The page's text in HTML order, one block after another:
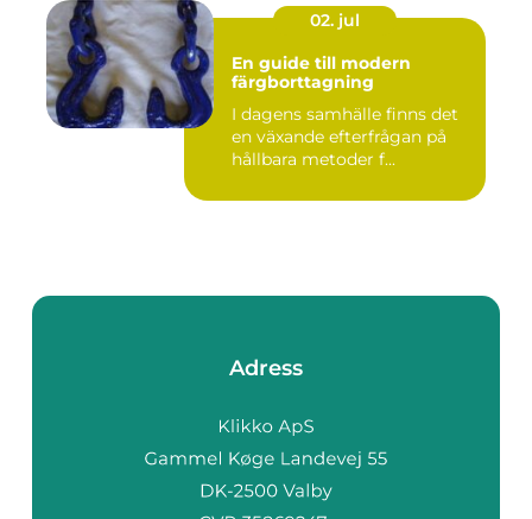
02. jul
En guide till modern
färgborttagning
I dagens samhälle finns det
en växande efterfrågan på
hållbara metoder f...
Adress